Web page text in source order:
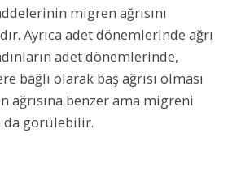
migren ağrısını
Ayrıca adet dönemlerinde ağrı
adet dönemlerinde,
bağlı olarak baş ağrısı olması
ağrısına benzer ama migreni
da görülebilir.